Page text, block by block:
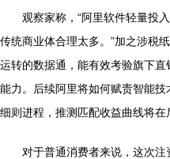
观察家称，“阿里软件轻量投
传统商业体合理太多。”加之涉税
运转的数据通，能有效考验旗下
能力。后续阿里将如何赋责智能
细则进程，推测匹配收益曲线将在
对于普通消费者来说，这次